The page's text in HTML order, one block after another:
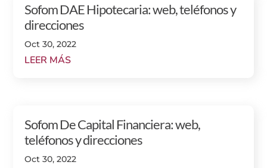
Sofom DAE Hipotecaria: web, teléfonos y
direcciones
Oct 30, 2022
LEER MÁS
Sofom De Capital Financiera: web,
teléfonos y direcciones
Oct 30, 2022